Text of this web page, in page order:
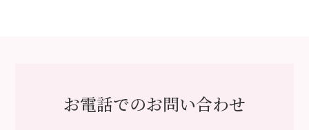
お電話でのお問い合わせ